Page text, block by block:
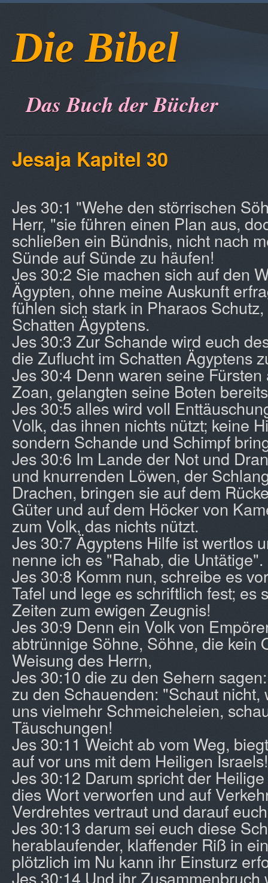
Die Bibel
Das Buch der Bücher
Jesaja Kapitel 30
Jes 30:1 "Wehe den störrischen
Herr, "sie führen einen Plan aus,
schließen ein Bündnis, nicht nach
Sünde auf Sünde zu häufen!
Jes 30:2 Sie machen sich auf den
Ägypten, ohne meine Auskunft
fühlen sich stark in Pharaos
Schatten Ägyptens.
Jes 30:3 Zur Schande wird euch
die Zuflucht im Schatten Ägyptens
Jes 30:4 Denn waren seine
Zoan, gelangten seine Boten
Jes 30:5 alles wird voll
Volk, das ihnen nichts nützt; keine
sondern Schande und Schimpf
Jes 30:6 Im Lande der Not und
und knurrenden Löwen, der
Drachen, bringen sie auf dem
Güter und auf dem Höcker von
zum Volk, das nichts nützt.
Jes 30:7 Ägyptens Hilfe ist wertlos
nenne ich es "Rahab, die Untätige".
Jes 30:8 Komm nun, schreibe es
Tafel und lege es schriftlich fest; es
Zeiten zum ewigen Zeugnis!
Jes 30:9 Denn ein Volk von
abtrünnige Söhne, Söhne, die kein
Weisung des Herrn,
Jes 30:10 die zu den Sehern
zu den Schauenden: "Schaut nicht,
uns vielmehr Schmeicheleien,
Täuschungen!
Jes 30:11 Weicht ab vom Weg,
auf vor uns mit dem Heiligen
Jes 30:12 Darum spricht der
dies Wort verworfen und auf
Verdrehtes vertraut und darauf
Jes 30:13 darum sei euch diese
herablaufender, klaffender Riß in
plötzlich im Nu kann ihr Einsturz
Jes 30:14 Und ihr Zusammenbruch